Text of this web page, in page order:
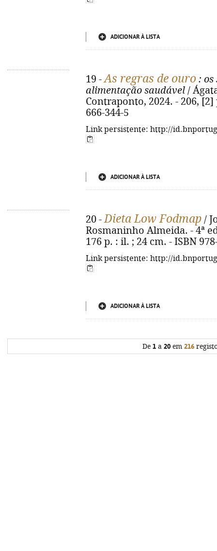
ADICIONAR À LISTA
19 -As regras de ouro : os
alimentação saudável /
Contraponto, 2024. - 206, [2]
666-344-5
Link persistente: http://
ADICIONAR À LISTA
20 -Dieta Low Fodmap /
Rosmaninho Almeida. - 4ª
176 p. : il. ; 24 cm. - ISBN
Link persistente: http://
ADICIONAR À LISTA
De 1 a 20 em 216